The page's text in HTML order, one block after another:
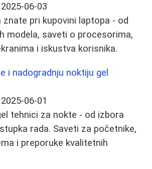
2025-06-03
pri kupovini laptopa - od
modela, saveti o procesorima,
i iskustva korisnika.
i nadogradnju noktiju gel
2025-06-01
tehnici za nokte - od izbora
rada. Saveti za početnike,
i preporuke kvalitetnih